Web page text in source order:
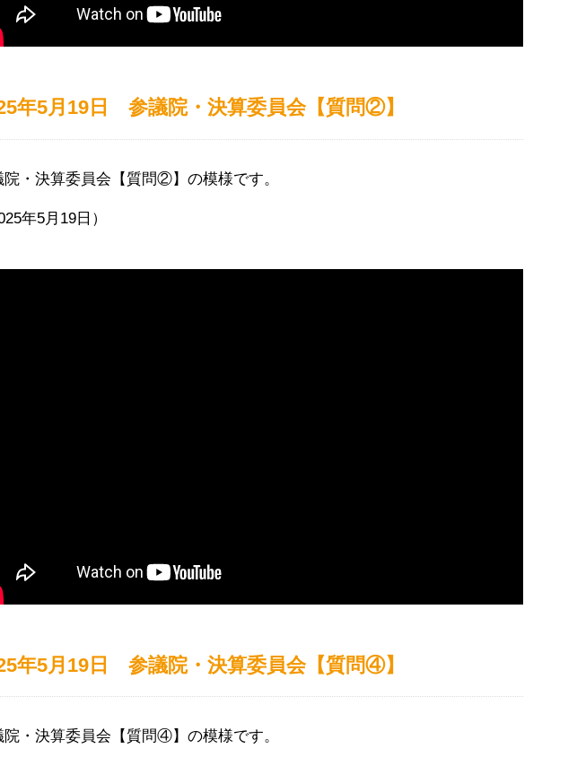
年5月19日 参議院・決算委員会【質問②】
院・決算委員会【質問②】の模様です。
年5月19日）
年5月19日 参議院・決算委員会【質問④】
院・決算委員会【質問④】の模様です。